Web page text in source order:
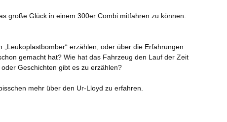
große Glück in einem 300er Combi mitfahren zu können.
erzählen, oder über die Erfahrungen
gemacht hat? Wie hat das Fahrzeug den Lauf der Zeit
Geschichten gibt es zu erzählen?
mehr über den Ur-Lloyd zu erfahren.